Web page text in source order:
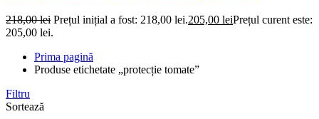
218,00lei Prețul inițial a fost: 218,00 lei.205,00 leiPrețul curent este:
205,00 lei.
Prima pagină
Produse etichetate „protecție tomate”
Filtru
Sortează